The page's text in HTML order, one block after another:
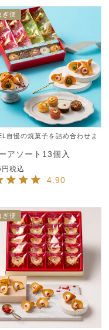
ぎ便
自慢の焼菓子を詰め合わせま
アソート13個入
税込
4.90
ぎ便